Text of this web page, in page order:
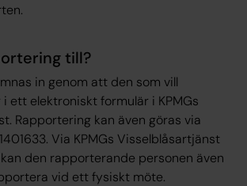
till?
in genom att den som vill
ett elektroniskt formulär i KPMGs
Rapportering kan även göras via
Via KPMGs Visselblåsartjänst
den rapporterande personen även
vid ett fysiskt möte.